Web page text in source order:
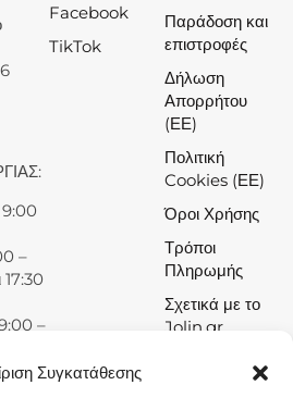
Συγκατάθεσης
9:00
–
17:30
–
–
Facebook
TikTok
Παράδοση και
επιστροφές
Δήλωση
Απορρήτου
(ΕΕ)
Πολιτική
Cookies (ΕΕ)
Όροι Χρήσης
Τρόποι
Πληρωμής
Σχετικά με το
Jolin.gr